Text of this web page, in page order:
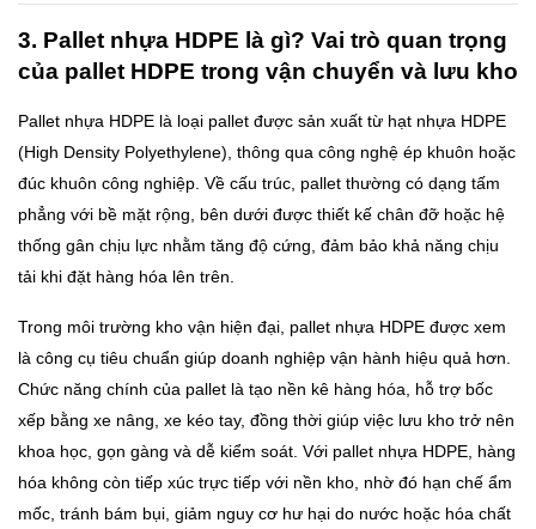
3. Pallet nhựa HDPE là gì? Vai trò quan trọng
của pallet HDPE trong vận chuyển và lưu kho
Pallet nhựa HDPE là loại pallet được sản xuất từ hạt nhựa HDPE
(High Density Polyethylene), thông qua công nghệ ép khuôn hoặc
đúc khuôn công nghiệp. Về cấu trúc, pallet thường có dạng tấm
phẳng với bề mặt rộng, bên dưới được thiết kế chân đỡ hoặc hệ
thống gân chịu lực nhằm tăng độ cứng, đảm bảo khả năng chịu
tải khi đặt hàng hóa lên trên.
Trong môi trường kho vận hiện đại, pallet nhựa HDPE được xem
là công cụ tiêu chuẩn giúp doanh nghiệp vận hành hiệu quả hơn.
Chức năng chính của pallet là tạo nền kê hàng hóa, hỗ trợ bốc
xếp bằng xe nâng, xe kéo tay, đồng thời giúp việc lưu kho trở nên
khoa học, gọn gàng và dễ kiểm soát. Với pallet nhựa HDPE, hàng
hóa không còn tiếp xúc trực tiếp với nền kho, nhờ đó hạn chế ẩm
mốc, tránh bám bụi, giảm nguy cơ hư hại do nước hoặc hóa chất